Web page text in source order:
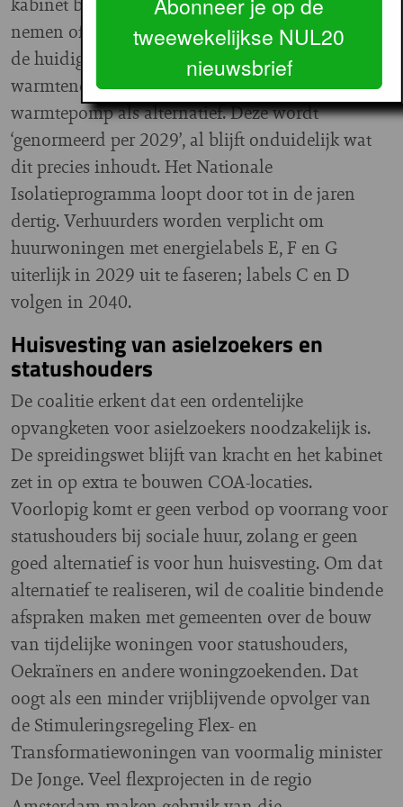
nemen of daarin te participeren — zij het “binnen
de huidige financiële kaders”. In wijken waar een
warmtenet niet haalbaar is, geldt de hybride
warmtepomp als alternatief. Deze wordt
‘genormeerd per 2029’, al blijft onduidelijk wat
dit precies inhoudt. Het Nationale
Isolatieprogramma loopt door tot in de jaren
dertig. Verhuurders worden verplicht om
huurwoningen met energielabels E, F en G
uiterlijk in 2029 uit te faseren; labels C en D
volgen in 2040.
Huisvesting van asielzoekers en
statushouders
De coalitie erkent dat een ordentelijke
opvangketen voor asielzoekers noodzakelijk is.
De spreidingswet blijft van kracht en het kabinet
zet in op extra te bouwen COA-locaties.
Voorlopig komt er geen verbod op voorrang voor
statushouders bij sociale huur, zolang er geen
goed alternatief is voor hun huisvesting. Om dat
alternatief te realiseren, wil de coalitie bindende
afspraken maken met gemeenten over de bouw
van tijdelijke woningen voor statushouders,
Oekraïners en andere woningzoekenden. Dat
oogt als een minder vrijblijvende opvolger van
de Stimuleringsregeling Flex- en
Transformatiewoningen van voormalig minister
De Jonge. Veel flexprojecten in de regio
tweewekelijkse NUL20
nieuwsbrief